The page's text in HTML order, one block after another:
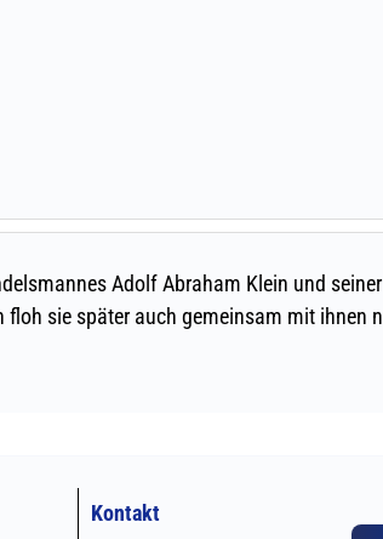
Kontakt